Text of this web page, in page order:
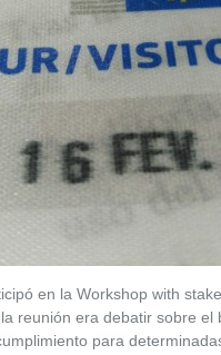
en la Workshop with
reunión era debatir sobre
para